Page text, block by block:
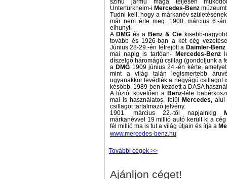
színű jármű maga teljesen
Untertürkheim-i Mercedes-Benz
Tudni kell, hogy a márkanév
már nem érte meg. 1900. március 6.-
elhunyt.
A DMG és a Benz & Cie kisebb-
tovább és 1926-ban a két cég
Június 28-29.-én létrejött a Daimler-Benz
mai napig is tartóan-
Mercedes-Benz
díszelgő háromágú csillag (gondoljunk a
a DMG 1909 június 24.-én kérte,
mint a világ talán legismertebb
ugyanakkor levédték a négyágú csillagot
később, 1989-ben kezdett a DASA
A fúziót követően a Benz-féle
mai is használatos, felül
Mercedes,
csillagot tartalmazó jelvény.
1901. március 22.-től napjainkig
márkanévvel 19 millió autó került ki a
fél millió ma is fut a világ útjain és írja a
www.mercedes-benz.hu
További cégek >>
Ajánljon céget!